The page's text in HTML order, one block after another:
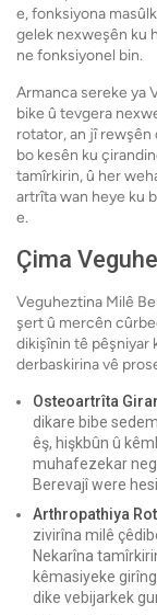
e, fonksiyona
gelek nexweşên ku
ne fonksiyonel bin.
Armanca sereke ya
bike û tevgera
rotator, an jî rewşên
bo kesên ku
tamîrkirin, û her
artrîta wan heye ku
e.
Çima
Veguheztina Milê
şert û mercên
dikişînin tê pêşniyar
derbaskirina vê
Osteoartrîta
dikare bibe
êş, hişkbûn û
muhafezekar
Berevajî were
Arthropathiya
zivirîna milê
Nekarîna
kêmasiyeke
dike vebijarkek